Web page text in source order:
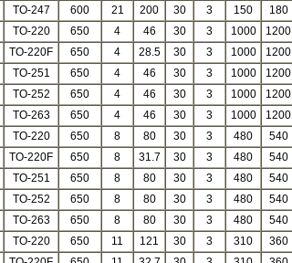
TO-247 600 21 200 30 3 150 180
TO-220 650 4 46 30 3 1000 1200
TO-220F 650 4 28.5 30 3 1000 1200
TO-251 650 4 46 30 3 1000 1200
TO-252 650 4 46 30 3 1000 1200
TO-263 650 4 46 30 3 1000 1200
TO-220 650 8 80 30 3 480 540
TO-220F 650 8 31.7 30 3 480 540
TO-251 650 8 80 30 3 480 540
TO-252 650 8 80 30 3 480 540
TO-263 650 8 80 30 3 480 540
TO-220 650 11 121 30 3 310 360